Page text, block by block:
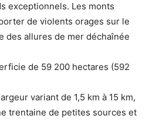
exceptionnels. Les monts
de violents orages sur le
des allures de mer déchaînée
de 59 200 hectares (592
variant de 1,5 km à 15 km,
trentaine de petites sources et